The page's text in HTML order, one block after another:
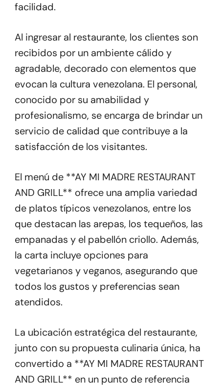
facilidad.
Al ingresar al restaurante, los clientes son
recibidos por un ambiente cálido y
agradable, decorado con elementos que
evocan la cultura venezolana. El personal,
conocido por su amabilidad y
profesionalismo, se encarga de brindar un
servicio de calidad que contribuye a la
satisfacción de los visitantes.
El menú de **AY MI MADRE RESTAURANT
AND GRILL** ofrece una amplia variedad
de platos típicos venezolanos, entre los
que destacan las arepas, los tequeños, las
empanadas y el pabellón criollo. Además,
la carta incluye opciones para
vegetarianos y veganos, asegurando que
todos los gustos y preferencias sean
atendidos.
La ubicación estratégica del restaurante,
junto con su propuesta culinaria única, ha
convertido a **AY MI MADRE RESTAURANT
AND GRILL** en un punto de referencia